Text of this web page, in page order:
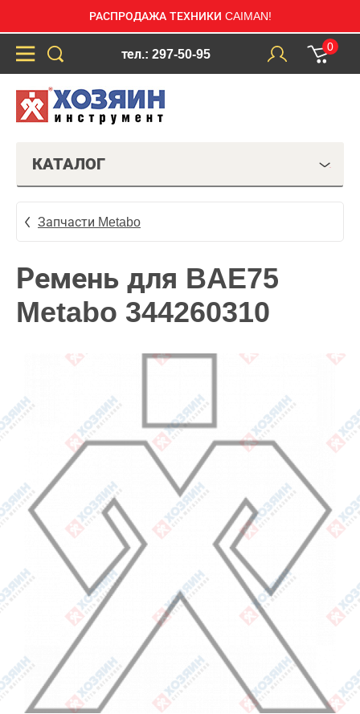
РАСПРОДАЖА ТЕХНИКИ CAIMAN!
тел.: 297-50-95
0
КАТАЛОГ
Запчасти Metabo
Ремень для BAE75
Metabo 344260310